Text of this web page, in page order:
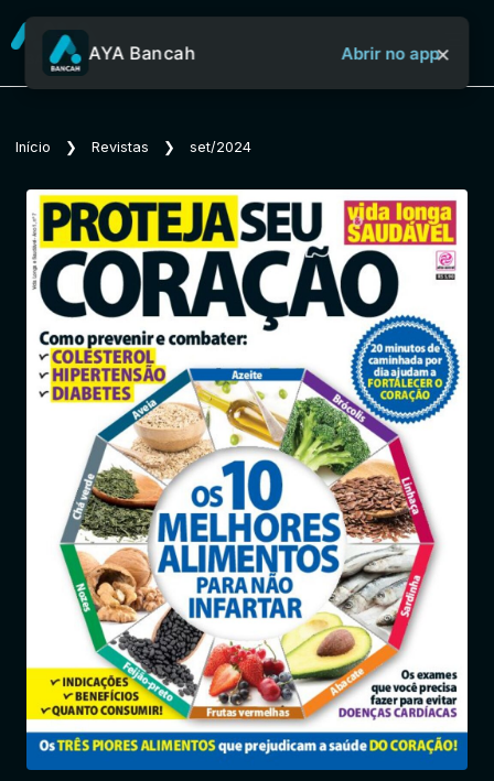
Sobre o Aya Bancah
Revistas
Jornais
Notícias
Entrar
AYA Bancah Abrir no app×
Início ❯ Revistas ❯ set/2024